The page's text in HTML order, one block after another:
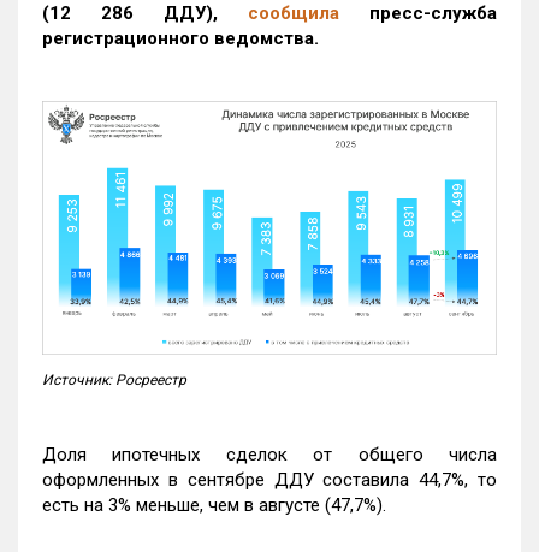
(12 286 ДДУ), сообщила пресс-служба
регистрационного ведомства.
Источник: Росреестр
Доля ипотечных сделок от общего числа
оформленных в сентябре ДДУ составила 44,7%, то
есть на 3% меньше, чем в августе (47,7%).